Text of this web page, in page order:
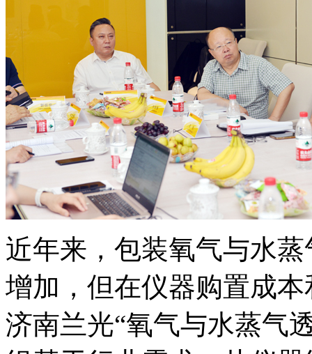
近年来，包装氧气与水
增加，但在仪器购置成
济南兰光“氧气与水蒸气